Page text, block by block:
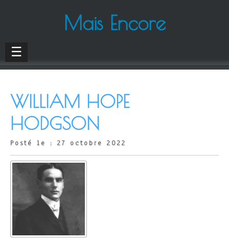
Mais Encore
☰
WILLIAM HOPE
HODGSON
Posté le : 27 octobre 2022